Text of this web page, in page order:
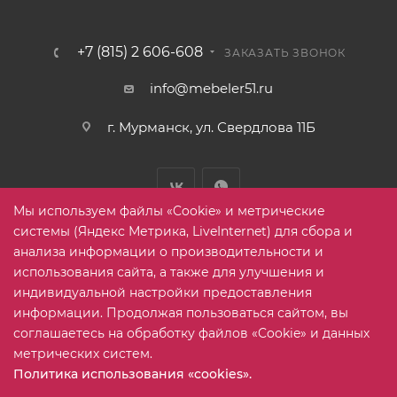
+7 (815) 2 606-608 ЗАКАЗАТЬ ЗВОНОК
info@mebeler51.ru
г. Мурманск, ул. Свердлова 11Б
2005-2026 © mebelier51.ru - модный интернет-магазин не
дорогой корпусной мебели. Все права защищены.
Мы используем файлы «Cookie» и метрические
системы (Яндекс Метрика, LiveInternet) для сбора и
анализа информации о производительности и
использования сайта, а также для улучшения и
индивидуальной настройки предоставления
информации. Продолжая пользоваться сайтом, вы
соглашаетесь на обработку файлов «Cookie» и данных
метрических систем.
Политика использования «cookies».